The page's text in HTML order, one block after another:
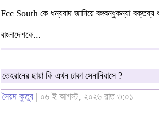
Fcc South কে ধন্যবাদ জানিয়ে বঙ্গবন্ধুকন্যা
বাংলাদেশকে...
তেহরানের ছায়া কি এখন ঢাকা সেনানিবাসে ?
সৈয়দ কুতুব | ০৬ ই আগস্ট, ২০২৬ রাত ৩:০১